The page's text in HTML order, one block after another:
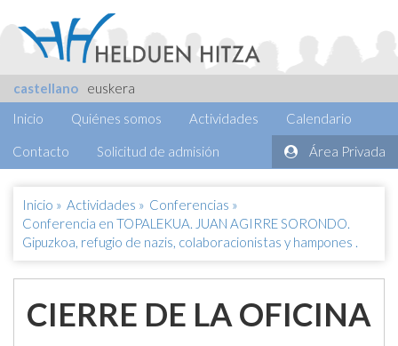
castellano
euskera
Inicio
Quiénes somos Actividades Calendario
Contacto Solicitud de admisión Área Privada
Inicio » Actividades » Conferencias »
Conferencia en TOPALEKUA. JUAN AGIRRE SORONDO.
Gipuzkoa, refugio de nazis, colaboracionistas y hampones .
CIERRE DE LA OFICINA